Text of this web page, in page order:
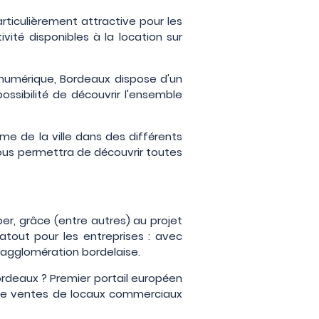
attractive pour les
disponibles à la location sur
Bordeaux dispose d'un
de découvrir l'ensemble
de la ville dans des différents
permettra de découvrir toutes
grâce (entre autres) au projet
pour les entreprises : avec
bordelaise.
? Premier portail européen
ventes de locaux commerciaux